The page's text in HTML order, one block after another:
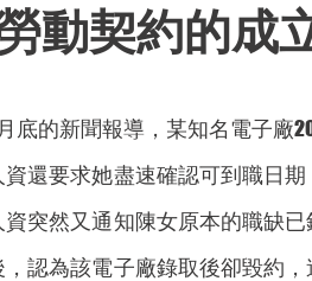
動契約的成
底的新聞報導，某知名電子廠
還要求她盡速確認可到職日
突然又通知陳女原本的職缺
，認為該電子廠錄取後卻毀約